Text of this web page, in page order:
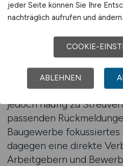
Jobportal bietet hierfür
eine hohe Relevanz für
Für Bauunternehmen ist
ernsthaft
Jobbörsen bieten zwar
jedoch häufig zu
passenden
Baugewerbe
dagegen eine direkte
Arbeitgebern und
jeder Seite können Sie Ihre
nachträglich aufrufen und ändern.
COOKIE-
ABLEHNEN